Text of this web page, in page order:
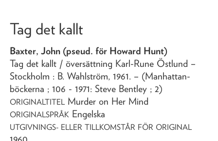
Tag det kallt
Baxter, John (pseud. för Howard Hunt)
Tag det kallt / översättning Karl-Rune Östlund –
Stockholm : B. Wahlström, 1961. – (Manhattan-
böckerna ; 106 - 1971: Steve Bentley ; 2)
ORIGINALTITEL Murder on Her Mind
ORIGINALSPRÅK Engelska
UTGIVNINGS- ELLER TILLKOMSTÅR FÖR ORIGINAL